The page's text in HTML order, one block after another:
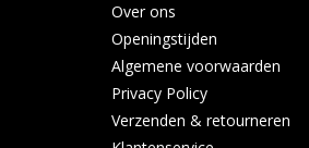
Over ons
Openingstijden
Algemene voorwaarden
Privacy Policy
Verzenden & retourneren